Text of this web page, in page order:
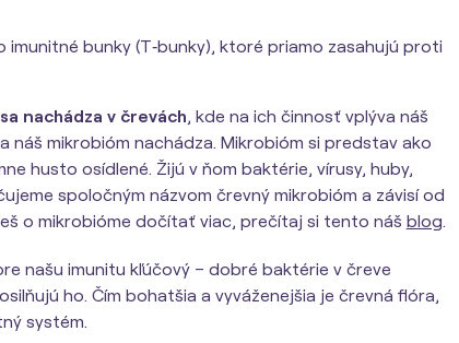
imunitné bunky (T‑bunky), ktoré priamo zasahujú proti
nachádza v črevách, kde na ich činnosť vplýva náš
náš mikrobióm nachádza. Mikrobióm si predstav ako
husto osídlené. Žijú v ňom baktérie, vírusy, huby,
spoločným názvom črevný mikrobióm a závisí od
o mikrobióme dočítať viac, prečítaj si tento náš blog.
našu imunitu kľúčový – dobré baktérie v čreve
ho. Čím bohatšia a vyváženejšia je črevná flóra,
systém.